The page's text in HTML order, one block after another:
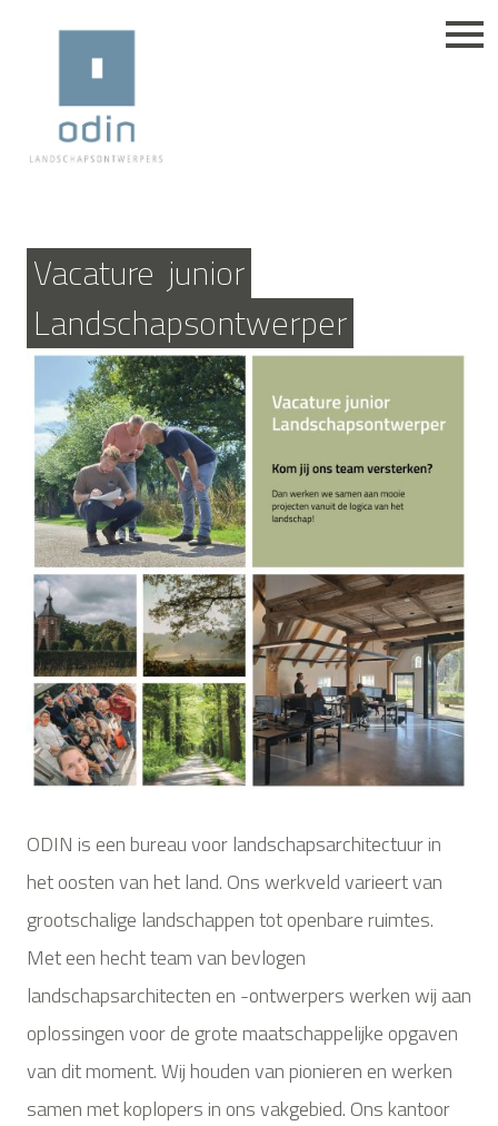
Vacature junior
Landschapsontwerper
ODIN is een bureau voor landschapsarchitectuur in
het oosten van het land. Ons werkveld varieert van
grootschalige landschappen tot openbare ruimtes.
Met een hecht team van bevlogen
landschapsarchitecten en -ontwerpers werken wij aan
oplossingen voor de grote maatschappelijke opgaven
van dit moment. Wij houden van pionieren en werken
samen met koplopers in ons vakgebied. Ons kantoor